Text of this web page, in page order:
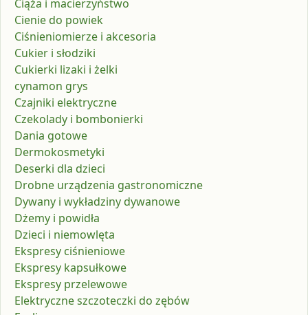
Ciąża i macierzyństwo
Cienie do powiek
Ciśnieniomierze i akcesoria
Cukier i słodziki
Cukierki lizaki i żelki
cynamon grys
Czajniki elektryczne
Czekolady i bombonierki
Dania gotowe
Dermokosmetyki
Deserki dla dzieci
Drobne urządzenia gastronomiczne
Dywany i wykładziny dywanowe
Dżemy i powidła
Dzieci i niemowlęta
Ekspresy ciśnieniowe
Ekspresy kapsułkowe
Ekspresy przelewowe
Elektryczne szczoteczki do zębów